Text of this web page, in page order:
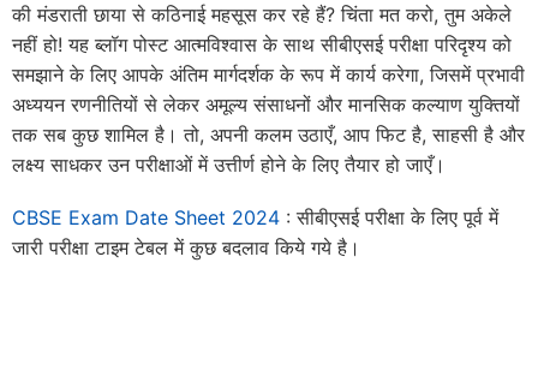
की मंडराती छाया से कठिनाई महसूस कर रहे हैं? चिंता मत करो, तुम अकेले
नहीं हो! यह ब्लॉग पोस्ट आत्मविश्वास के साथ सीबीएसई परीक्षा परिदृश्य को
समझाने के लिए आपके अंतिम मार्गदर्शक के रूप में कार्य करेगा, जिसमें प्रभावी
अध्ययन रणनीतियों से लेकर अमूल्य संसाधनों और मानसिक कल्याण युक्तियों
तक सब कुछ शामिल है। तो, अपनी कलम उठाएँ, आप फिट है, साहसी है और
लक्ष्य साधकर उन परीक्षाओं में उत्तीर्ण होने के लिए तैयार हो जाएँ।
CBSE Exam Date Sheet 2024 : सीबीएसई परीक्षा के लिए पूर्व में
जारी परीक्षा टाइम टेबल में कुछ बदलाव किये गये है।